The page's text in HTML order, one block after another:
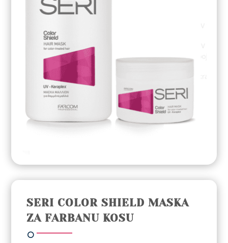
SERI COLOR SHIELD MASKA
ZA FARBANU KOSU